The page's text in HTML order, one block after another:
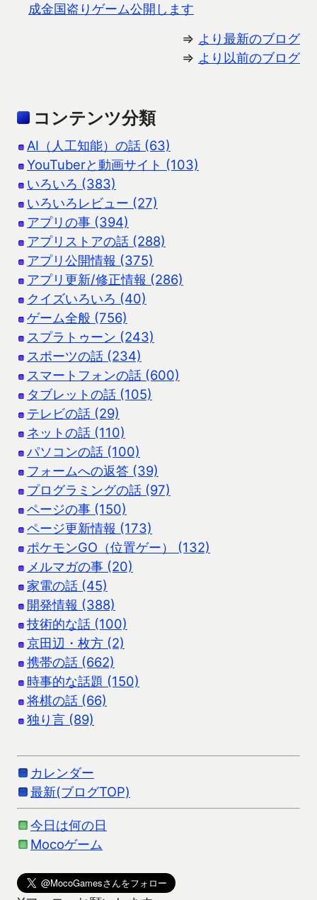
成金国盗りゲーム公開します
⇒ より最新のブログ
⇒ より以前のブログ
コンテンツ分類
AI（人工知能）の話 (63)
YouTuberと動画サイト (103)
いろいろ (383)
いろいろレビュー (27)
アプリの事 (394)
アプリストアの話 (288)
アプリ公開情報 (375)
アプリ更新/修正情報 (286)
クイズいろいろ (40)
ゲーム全般 (756)
スプラトゥーン (243)
スポーツの話 (234)
スマートフォンの話 (600)
タブレットの話 (105)
テレビの話 (29)
ネットの話 (110)
パソコンの話 (100)
フォームへの返答 (39)
プログラミングの話 (97)
ページの事 (150)
ページ更新情報 (173)
ポケモンGO（位置ゲー） (132)
メルマガの事 (20)
家電の話 (45)
開発情報 (388)
技術的な話 (100)
京田辺・枚方 (2)
携帯の話 (662)
時事的な話題 (150)
将棋の話 (66)
独り言 (89)
カレンダー
最新(ブログTOP)
今日は何の日
Mocoゲーム